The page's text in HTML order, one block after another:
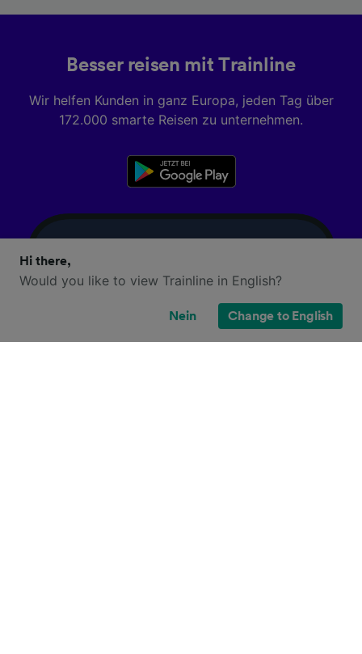
Besser reisen mit Trainline
Wir helfen Kunden in ganz Europa, jeden Tag über
172.000 smarte Reisen zu unternehmen.
Hi there,
Would you like to view Trainline in English?
Nein Change to English